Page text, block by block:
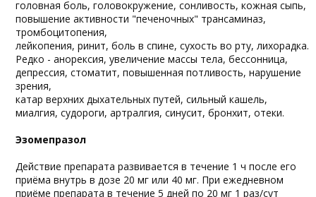
головная боль, головокружение, сонливость, кожная сыпь,
повышение активности "печеночных" трансаминаз,
тромбоцитопения,
лейкопения, ринит, боль в спине, сухость во рту, лихорадка.
Редко - анорексия, увеличение массы тела, бессонница,
депрессия, стоматит, повышенная потливость, нарушение
зрения,
катар верхних дыхательных путей, сильный кашель,
миалгия, судороги, артралгия, синусит, бронхит, отеки.
Эзомепразол
Действие препарата развивается в течение 1 ч после его
приёма внутрь в дозе 20 мг или 40 мг. При ежедневном
приёме препарата в течение 5 дней по 20 мг 1 раз/сут